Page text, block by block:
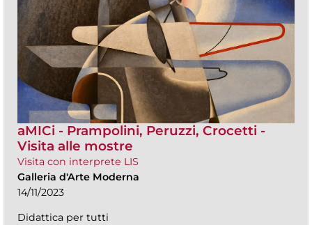
aMICi - Prampolini, Peruzzi, Crocetti -
Visita alle mostre
Visita con interprete LIS
Galleria d'Arte Moderna
14/11/2023
Didattica per tutti